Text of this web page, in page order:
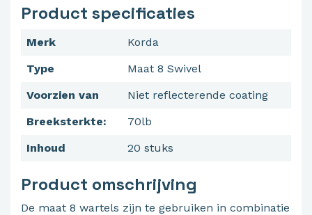
Product specificaties
Merk
Korda
Type
Maat 8 Swivel
Voorzien van
Niet reflecterende coating
Breeksterkte:
70lb
Inhoud
20 stuks
Product omschrijving
De maat 8 wartels zijn te gebruiken in combinatie